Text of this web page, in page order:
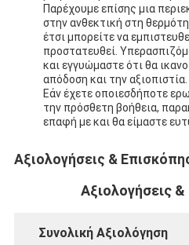
Παρέχουμε επίσης μια
στην ανθεκτική στη
έτσι μπορείτε να
προστατευθεί.
και εγγυώμαστε ότι θα
απόδοση και την αξιοπιστία.
Εάν έχετε οποιεσδήποτε
την πρόσθετη βοήθεια,
επαφή με και θα είμαστε
Αξιολογήσεις &
Αξιολογήσεις
Συνολική Αξιολόγηση